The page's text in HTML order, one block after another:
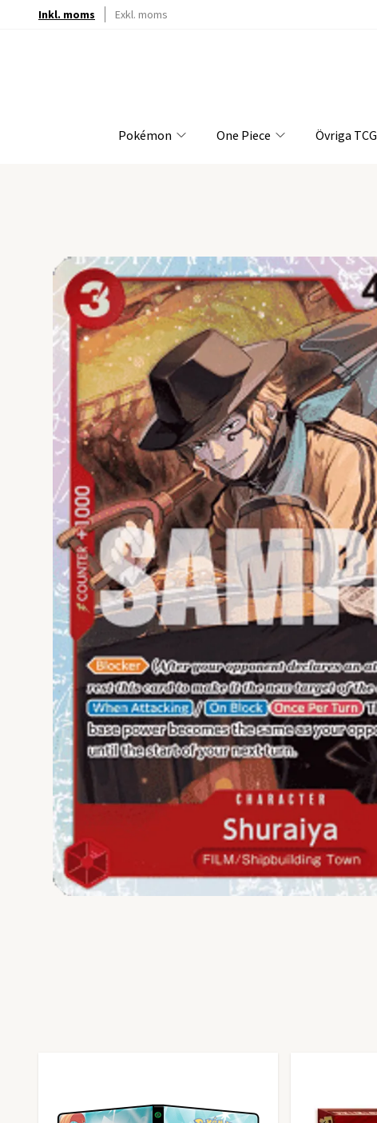
Inkl. moms Exkl. moms
Pokémon One Piece Övriga TCG